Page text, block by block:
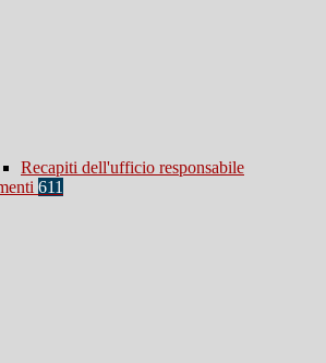
Recapiti dell'ufficio responsabile
611